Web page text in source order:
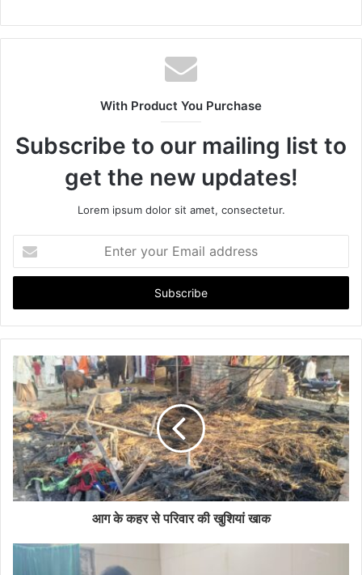
With Product You Purchase
Subscribe to our mailing list to
get the new updates!
Lorem ipsum dolor sit amet, consectetur.
t
r
y
u
r
E
m
a
i
l
a
d
e
आग के कहर से परिवार की खुशियां खाक